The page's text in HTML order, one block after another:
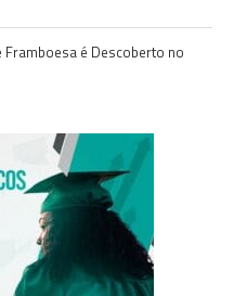
Framboesa é Descoberto no